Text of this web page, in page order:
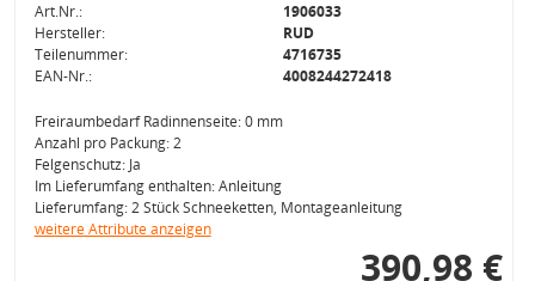
Art.Nr.:
1906033
Hersteller:
RUD
Teilenummer:
4716735
EAN-Nr.:
4008244272418
Freiraumbedarf Radinnenseite: 0 mm
Anzahl pro Packung: 2
Felgenschutz: Ja
Im Lieferumfang enthalten: Anleitung
Lieferumfang: 2 Stück Schneeketten, Montageanleitung
weitere Attribute anzeigen
390,98 €